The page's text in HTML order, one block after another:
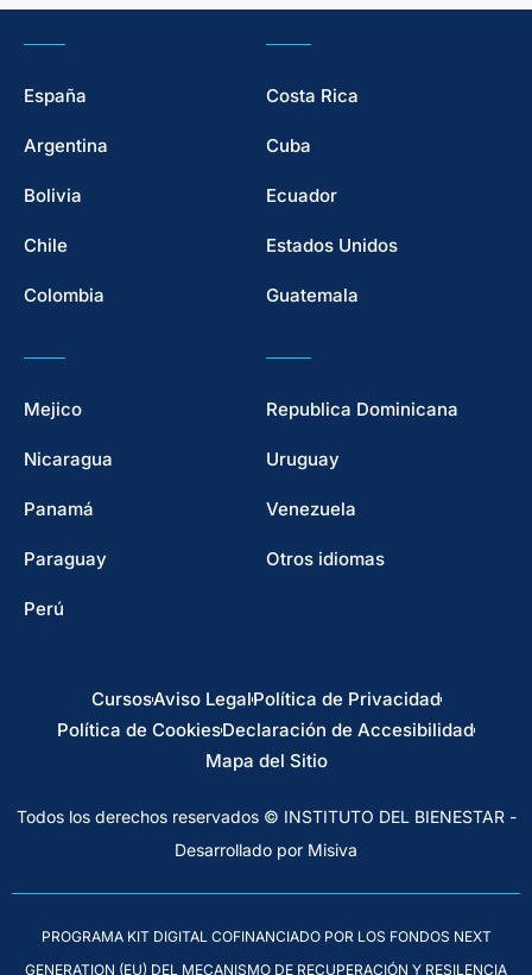
España
Argentina
Bolivia
Chile
Colombia
Costa Rica
Cuba
Ecuador
Estados Unidos
Guatemala
Mejico
Nicaragua
Panamá
Paraguay
Perú
Republica Dominicana
Uruguay
Venezuela
Otros idiomas
CursosAviso LegalPolítica de Privacidad
Política de CookiesDeclaración de Accesibilidad
Mapa del Sitio
Todos los derechos reservados © INSTITUTO DEL BIENESTAR -
Desarrollado por Misiva
PROGRAMA KIT DIGITAL COFINANCIADO POR LOS FONDOS NEXT
GENERATION (EU) DEL MECANISMO DE RECUPERACIÓN Y RESILENCIA